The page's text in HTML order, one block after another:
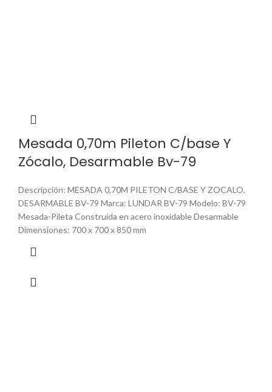
Mesada 0,70m Pileton C/base Y
Zócalo, Desarmable Bv-79
Descripción: MESADA 0,70M PILETON C/BASE Y ZOCALO,
DESARMABLE BV-79 Marca: LUNDAR BV-79 Modelo: BV-79
Mesada-Pileta Construida en acero inoxidable Desarmable
Dimensiones: 700 x 700 x 850 mm